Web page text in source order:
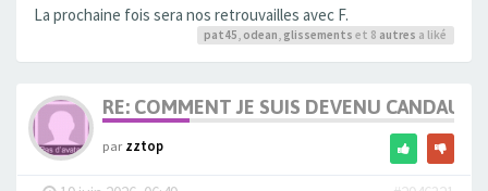
La prochaine fois sera nos retrouvailles avec F.
pat45 odean glissements et 8 autres a liké
RE: COMMENT JE SUIS DEVENU
parzztop